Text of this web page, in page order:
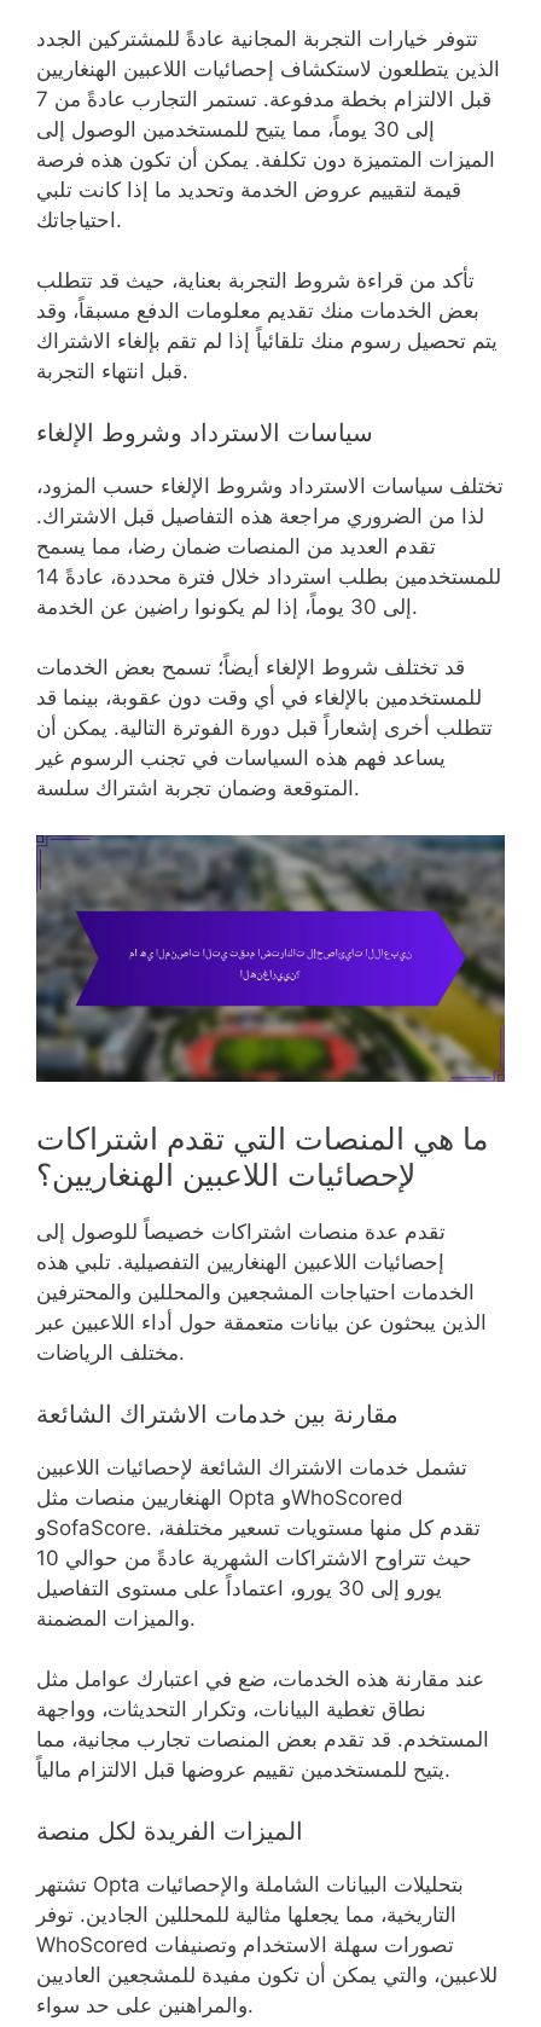
تتوفر خيارات التجربة المجانية عادةً للمشتركين الجدد
الذين يتطلعون لاستكشاف إحصائيات اللاعبين الهنغاريين
قبل الالتزام بخطة مدفوعة. تستمر التجارب عادةً من 7
إلى 30 يوماً، مما يتيح للمستخدمين الوصول إلى
الميزات المتميزة دون تكلفة. يمكن أن تكون هذه فرصة
قيمة لتقييم عروض الخدمة وتحديد ما إذا كانت تلبي
احتياجاتك.
تأكد من قراءة شروط التجربة بعناية، حيث قد تتطلب
بعض الخدمات منك تقديم معلومات الدفع مسبقاً، وقد
يتم تحصيل رسوم منك تلقائياً إذا لم تقم بإلغاء الاشتراك
قبل انتهاء التجربة.
سياسات الاسترداد وشروط الإلغاء
تختلف سياسات الاسترداد وشروط الإلغاء حسب المزود،
لذا من الضروري مراجعة هذه التفاصيل قبل الاشتراك.
تقدم العديد من المنصات ضمان رضا، مما يسمح
للمستخدمين بطلب استرداد خلال فترة محددة، عادةً 14
إلى 30 يوماً، إذا لم يكونوا راضين عن الخدمة.
قد تختلف شروط الإلغاء أيضاً؛ تسمح بعض الخدمات
للمستخدمين بالإلغاء في أي وقت دون عقوبة، بينما قد
تتطلب أخرى إشعاراً قبل دورة الفوترة التالية. يمكن أن
يساعد فهم هذه السياسات في تجنب الرسوم غير
المتوقعة وضمان تجربة اشتراك سلسة.
ما هي المنصات التي تقدم اشتراكات
لإحصائيات اللاعبين الهنغاريين؟
تقدم عدة منصات اشتراكات خصيصاً للوصول إلى
إحصائيات اللاعبين الهنغاريين التفصيلية. تلبي هذه
الخدمات احتياجات المشجعين والمحللين والمحترفين
الذين يبحثون عن بيانات متعمقة حول أداء اللاعبين عبر
مختلف الرياضات.
مقارنة بين خدمات الاشتراك الشائعة
تشمل خدمات الاشتراك الشائعة لإحصائيات اللاعبين
الهنغاريين منصات مثل Opta وWhoScored
وSofaScore. تقدم كل منها مستويات تسعير مختلفة،
حيث تتراوح الاشتراكات الشهرية عادةً من حوالي 10
يورو إلى 30 يورو، اعتماداً على مستوى التفاصيل
والميزات المضمنة.
عند مقارنة هذه الخدمات، ضع في اعتبارك عوامل مثل
نطاق تغطية البيانات، وتكرار التحديثات، وواجهة
المستخدم. قد تقدم بعض المنصات تجارب مجانية، مما
يتيح للمستخدمين تقييم عروضها قبل الالتزام مالياً.
الميزات الفريدة لكل منصة
تشتهر Opta بتحليلات البيانات الشاملة والإحصائيات
التاريخية، مما يجعلها مثالية للمحللين الجادين. توفر
WhoScored تصورات سهلة الاستخدام وتصنيفات
للاعبين، والتي يمكن أن تكون مفيدة للمشجعين العاديين
والمراهنين على حد سواء.